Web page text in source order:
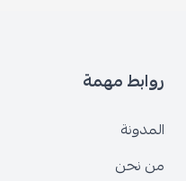
روابط مهمة
المدونة
من نحن